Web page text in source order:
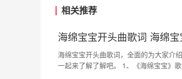
相关推荐
海绵宝宝开头曲歌词 海绵
海绵宝宝开头曲歌词，全面的为大家介
一起来了解了解吧。 1、《海绵宝宝》